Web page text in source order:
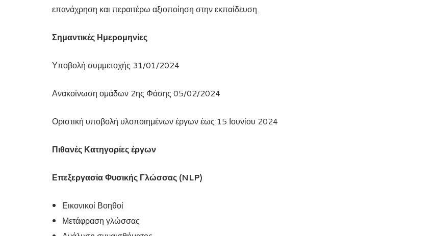
επανάχρηση και περαιτέρω αξιοποίηση στην εκπαίδευση.
Σημαντικές Ημερομηνίες
Υποβολή συμμετοχής 31/01/2024
Ανακοίνωση ομάδων 2ης Φάσης 05/02/2024
Οριστική υποβολή υλοποιημένων έργων έως 15 Ιουνίου 2024
Πιθανές Κατηγορίες έργων
Επεξεργασία Φυσικής Γλώσσας (NLP)
Εικονικοί Βοηθοί
Μετάφραση γλώσσας